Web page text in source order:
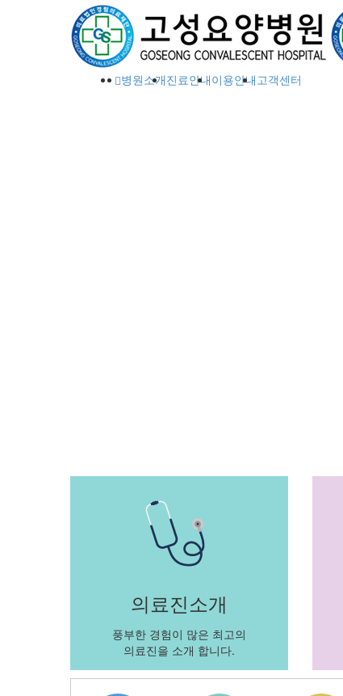
병원소개진료안내이용안내고객센터
의료진소개
풍부한 경험이 많은 최고의
의료진을 소개 합니다.